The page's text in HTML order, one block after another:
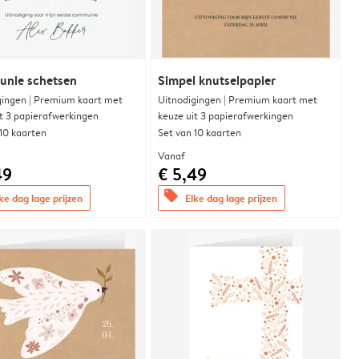
schetsen
| Premium kaart met
3 papierafwerkingen
kaarten
dag lage prijzen
Simpel knutselpapier
Uitnodigingen | Premium kaart met
keuze uit 3 papierafwerkingen
Set van 10 kaarten
Vanaf
€ 5,49
offers Elke dag lage prijzen